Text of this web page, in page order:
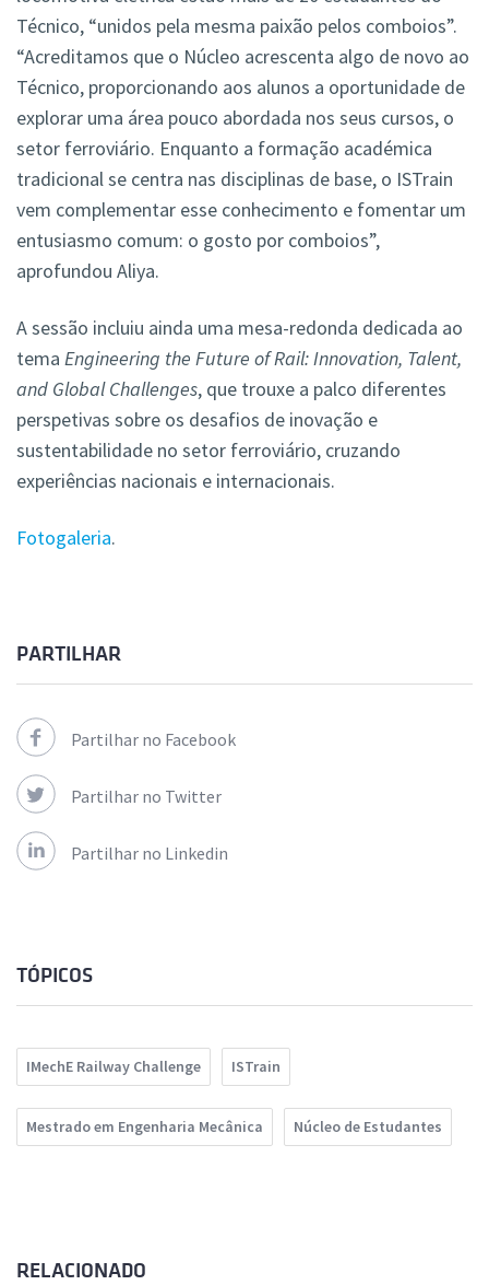
Técnico, “unidos pela mesma paixão pelos comboios”.
“Acreditamos que o Núcleo acrescenta algo de novo ao
Técnico, proporcionando aos alunos a oportunidade de
explorar uma área pouco abordada nos seus cursos, o
setor ferroviário. Enquanto a formação académica
tradicional se centra nas disciplinas de base, o ISTrain
vem complementar esse conhecimento e fomentar um
entusiasmo comum: o gosto por comboios”,
aprofundou Aliya.
A sessão incluiu ainda uma mesa-redonda dedicada ao
tema Engineering the Future of Rail: Innovation, Talent,
and Global Challenges, que trouxe a palco diferentes
perspetivas sobre os desafios de inovação e
sustentabilidade no setor ferroviário, cruzando
experiências nacionais e internacionais.
Fotogaleria.
PARTILHAR
Partilhar no Facebook
Partilhar no Twitter
Partilhar no Linkedin
TÓPICOS
IMechE Railway Challenge ISTrain
Mestrado em Engenharia Mecânica Núcleo de Estudantes
RELACIONADO